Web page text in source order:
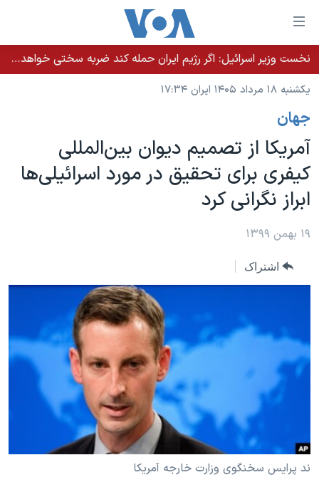
لینکهای
قابل
دسترسی
جهش
محتوای
اصلی
جهش
صفحه
جهش
خانه
نسخه سبک وب‌سایت
موضوع ها
ایران
آمریکا
جهان
ورزشی
فرهنگ و زندگی
حقوق شهروندی
اقتصادی
علم و فناوری
اسرائیل در جنگ
برنامه های تلویزیونی
جدول برنامه ها
صفحه‌های ویژه
جام جهانی ۲۰۲۶
مستندها
انتخابات ریاست جمهوری آمریکا ۲۰۲۴
حمله جمهوری اسلامی به اسرائیل
رمز مهسا
ورزش زنان در ایران
اعتراضات زن، زندگی، آزادی
فرکانس‌های صدای آمریکا
پخش رادیویی
یادگیری زبان انگلیسی
دنبال کنید
زبانهای مختلف
نخست وزیر اسرائيل: اگر رژیم ایران حمله کند ضربه سختی خواهد خورد
یکشنبه ۱۸ مرداد ۱۴۰۵ ایران ۱۷:۳۴
جهان
آمریکا از تصمیم دیوان بین‌المللی
کیفری برای تحقیق در مورد اسرائیلی‌ها
ابراز نگرانی کرد
۱۹ بهمن ۱۳۹۹
اشتراک
ند پرایس سخنگوی وزارت خارجه آمریکا